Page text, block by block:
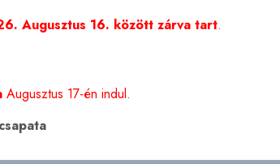
Augusztus 16. között zárva tart.
Augusztus 17-én indul.